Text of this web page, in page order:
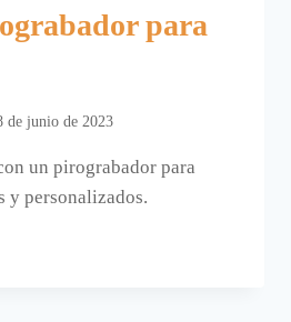
para
de junio de 2023
un pirograbador para
y personalizados.